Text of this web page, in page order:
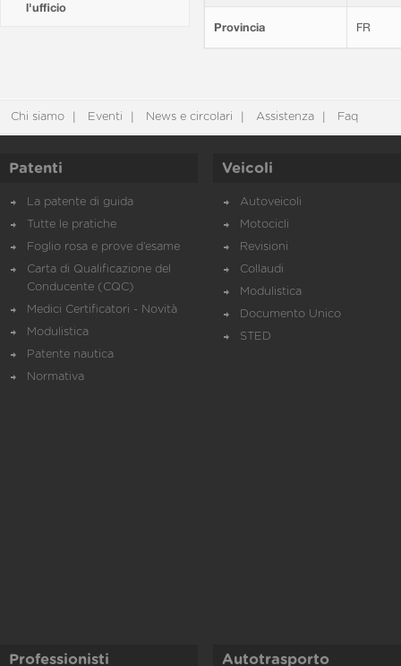
l'ufficio
Provincia FR
Chi siamo Eventi News e circolari Assistenza Faq
Patenti
La patente di guida
Tutte le pratiche
Foglio rosa e prove d’esame
Carta di Qualificazione del
Conducente (CQC)
Medici Certificatori - Novità
Modulistica
Patente nautica
Normativa
Veicoli
Autoveicoli
Motocicli
Revisioni
Collaudi
Modulistica
Documento Unico
STED
Professionisti Autotrasporto